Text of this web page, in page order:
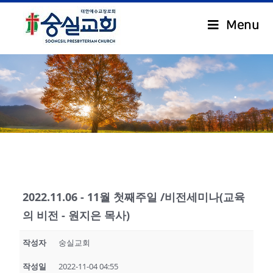
Menu
.
2022.11.06 - 11월 첫째주일 /비전세미나(교육
의 비전 - 원지은 목사)
작성자 숭실교회
작성일 2022-11-04 04:55